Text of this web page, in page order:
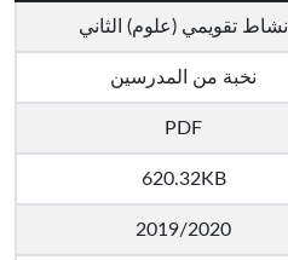
نشاط تقويمي (علوم) الثاني
نخبة من المدرسين
PDF
620.32KB
2019/2020